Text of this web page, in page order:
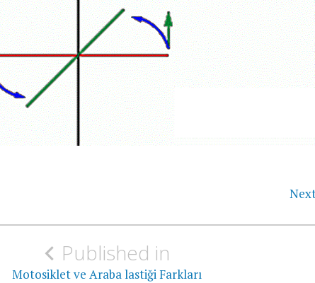
Published in
Motosiklet ve Araba lastiği Farkları